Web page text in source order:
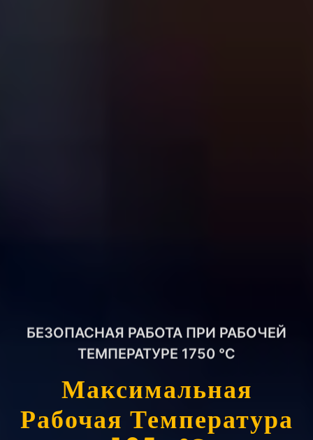
БЕЗОПАСНАЯ РАБОТА ПРИ РАБОЧЕЙ
ТЕМПЕРАТУРЕ 1750 ℃
Максимальная
Рабочая Температура